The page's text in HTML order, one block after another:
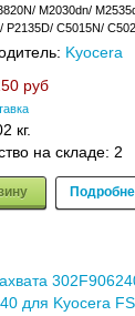
M2030dn/
P2135D/ C5015N/
Kyocera
руб
кг.
на складе: 2
для Kyocera